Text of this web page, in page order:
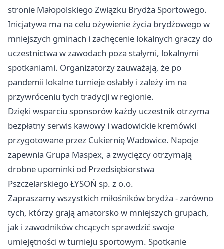
stronie Małopolskiego Związku Brydża Sportowego.
Inicjatywa ma na celu ożywienie życia brydżowego w
mniejszych gminach i zachęcenie lokalnych graczy do
uczestnictwa w zawodach poza stałymi, lokalnymi
spotkaniami. Organizatorzy zauważają, że po
pandemii lokalne turnieje osłabły i zależy im na
przywróceniu tych tradycji w regionie.
Dzięki wsparciu sponsorów każdy uczestnik otrzyma
bezpłatny serwis kawowy i wadowickie kremówki
przygotowane przez Cukiernię Wadowice. Napoje
zapewnia Grupa Maspex, a zwycięzcy otrzymają
drobne upominki od Przedsiębiorstwa
Pszczelarskiego ŁYSOŃ sp. z o.o.
Zapraszamy wszystkich miłośników brydża - zarówno
tych, którzy grają amatorsko w mniejszych grupach,
jak i zawodników chcących sprawdzić swoje
umiejętności w turnieju sportowym. Spotkanie